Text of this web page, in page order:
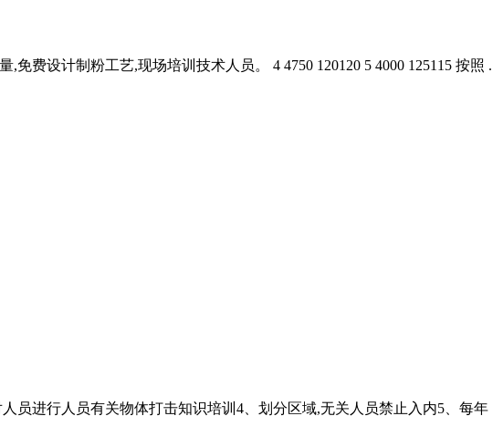
费设计制粉工艺,现场培训技术人员。 4 4750 120120 5 4000 125115 按照 .
员进行人员有关物体打击知识培训4、划分区域,无关人员禁止入内5、每年